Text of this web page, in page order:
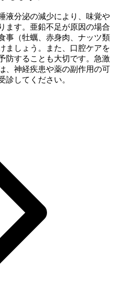
液分泌の減少により、味覚や
ます。亜鉛不足が原因の場合
事（牡蠣、赤身肉、ナッツ類
ましょう。また、口腔ケアを
防することも大切です。急激
、神経疾患や薬の副作用の可
診してください。